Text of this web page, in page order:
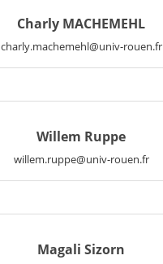
Charly MACHEMEHL
charly.machemehl@univ-rouen.fr
Willem Ruppe
willem.ruppe@univ-rouen.fr
Magali Sizorn